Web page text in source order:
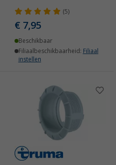
(5)
€ 7,95
Beschikbaar
Filiaalbeschikbaarheid: Filiaal
instellen